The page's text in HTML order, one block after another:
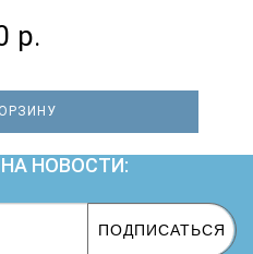
р.
НОВОСТИ:
ПОДПИСАТЬСЯ